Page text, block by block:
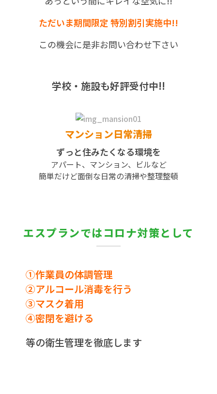
ただいま期間限定 特別割引実施中!!
この機会に是非お問い合わせ下さい
学校・施設も好評受付中!!
マンション日常清掃
ずっと住みたくなる環境を
アパート、マンション、ビルなど
簡単だけど面倒な日常の清掃や整理整頓
エスプランではコロナ対策として
①作業員の体調管理
②アルコール消毒を行う
③マスク着用
④密閉を避ける
等の衛生管理を徹底します